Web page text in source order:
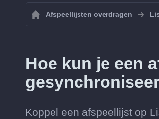
Afspeellijsten overdragen
Hoe kun je een
Koppel een afspeellijst op